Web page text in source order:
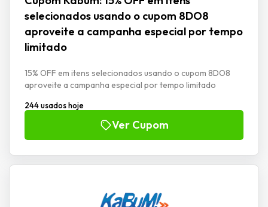
selecionados usando o cupom 8DO8
aproveite a campanha especial por tempo
limitado
15% OFF em itens selecionados usando o cupom 8DO8
aproveite a campanha especial por tempo limitado
244 usados hoje
Ver Cupom